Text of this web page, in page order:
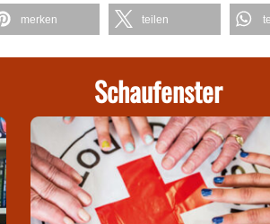
merken teilen
Schaufenster